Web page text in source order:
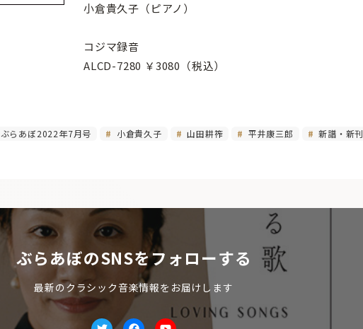
小倉貴久子（ピアノ）
コジマ録音
ALCD-7280 ￥3080（税込）
ぶらあぼ2022年7月号 小倉貴久子 山田耕筰 平井康三郎
新譜・新刊
ぶらあぼのSNSをフォローする
最新のクラシック音楽情報をお届けします